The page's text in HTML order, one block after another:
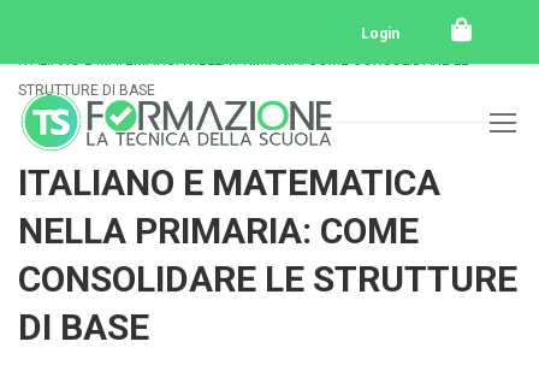
Login
ITALIANO E MATEMATICA NELLA PRIMARIA: COME CONSOLIDARE LE
STRUTTURE DI BASE
ITALIANO E MATEMATICA
NELLA PRIMARIA: COME
CONSOLIDARE LE STRUTTURE
DI BASE